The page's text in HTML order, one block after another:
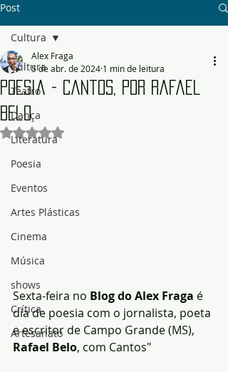
Post
Cultura
Teatro
Dança
Literatura
Poesia
Eventos
Artes Plásticas
Cinema
Música
shows
Crítica
Artesanato
Cultura
Poesia - Cantos, por Rafael
Belo
Alex Fraga
5 de abr. de 2024 1 min de leitura
Avaliado com NaN de 5 estrelas.
Sexta-feira no Blog do Alex Fraga é
dia de poesia com o jornalista, poeta
e escritor de Campo Grande (MS),
Rafael Belo, com Cantos"